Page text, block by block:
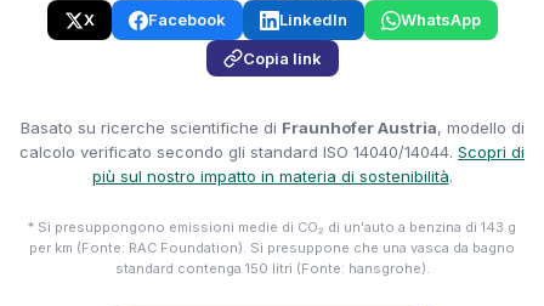
X Facebook LinkedIn
WhatsApp
Copia link
Basato su ricerche scientifiche di Fraunhofer Austria, modello di
calcolo verificato secondo gli standard ISO 14040/14044. Scopri di
più sul nostro impatto in materia di sostenibilità.
* Si presuppongono emissioni medie di CO₂ di un'auto a benzina di 143 g
per km (Fonte: RAC Foundation). Si presuppone che una vasca da bagno
standard contenga 150 litri (Fonte: hansgrohe).